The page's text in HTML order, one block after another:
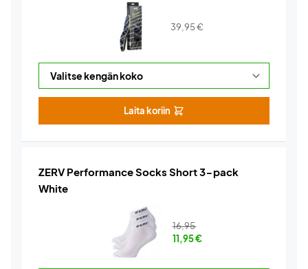
39,95€
Laita koriin
ZERV Performance Socks Short 3-pack
White
16,95
11,95€